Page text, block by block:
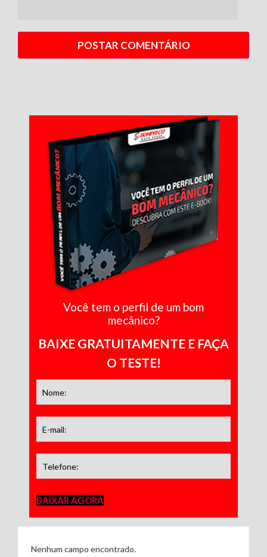
Você tem o perfil de um bom
mecânico?
BAIXE GRATUITAMENTE E FAÇA
O TESTE!
BAIXAR AGORA
Nenhum campo encontrado.